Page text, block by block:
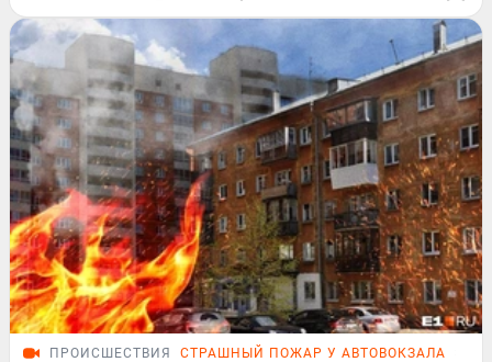
ПРОИСШЕСТВИЯ СТРАШНЫЙ ПОЖАР У АВТОВОКЗАЛА